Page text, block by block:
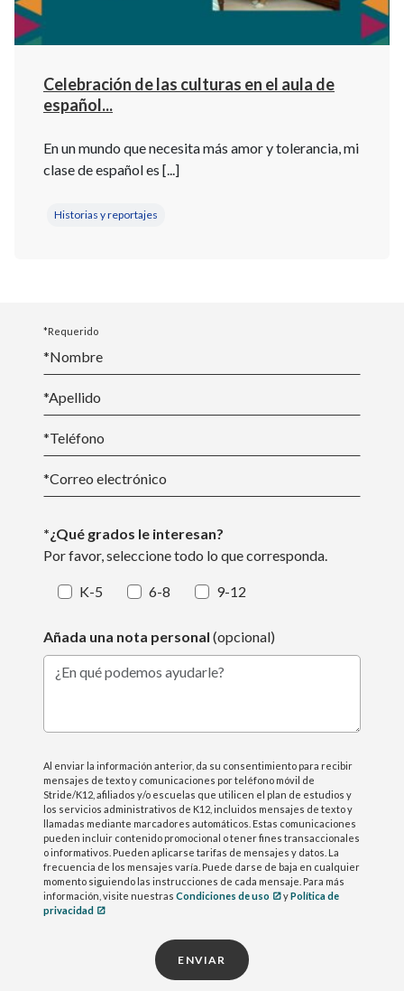
Celebración de las culturas en el aula de
español...
En un mundo que necesita más amor y tolerancia, mi
clase de español es [...]
Historias y reportajes
*Requerido
*Nombre
*Apellido
*Teléfono
*Correo electrónico
*¿Qué grados le interesan?
Por favor, seleccione todo lo que corresponda.
K-5 6-8 9-12
Añada una nota personal (opcional)
¿En qué podemos ayudarle?
Al enviar la información anterior, da su consentimiento para recibir
mensajes de texto y comunicaciones por teléfono móvil de
Stride/K12, afiliados y/o escuelas que utilicen el plan de estudios y
los servicios administrativos de K12, incluidos mensajes de texto y
llamadas mediante marcadores automáticos. Estas comunicaciones
pueden incluir contenido promocional o tener fines transaccionales
o informativos. Pueden aplicarse tarifas de mensajes y datos. La
frecuencia de los mensajes varía. Puede darse de baja en cualquier
momento siguiendo las instrucciones de cada mensaje. Para más
información, visite nuestras Condiciones de uso yPolítica de
privacidad
ENVIAR